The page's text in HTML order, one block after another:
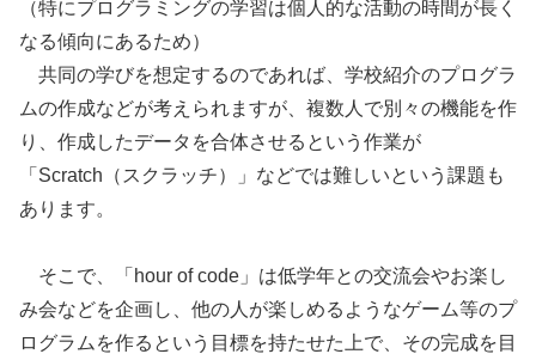
（特にプログラミングの学習は個人的な活動の時間が長く
なる傾向にあるため）
共同の学びを想定するのであれば、学校紹介のプログラ
ムの作成などが考えられますが、複数人で別々の機能を作
り、作成したデータを合体させるという作業が
「Scratch（スクラッチ）」などでは難しいという課題も
あります。
そこで、「hour of code」は低学年との交流会やお楽し
み会などを企画し、他の人が楽しめるようなゲーム等のプ
ログラムを作るという目標を持たせた上で、その完成を目